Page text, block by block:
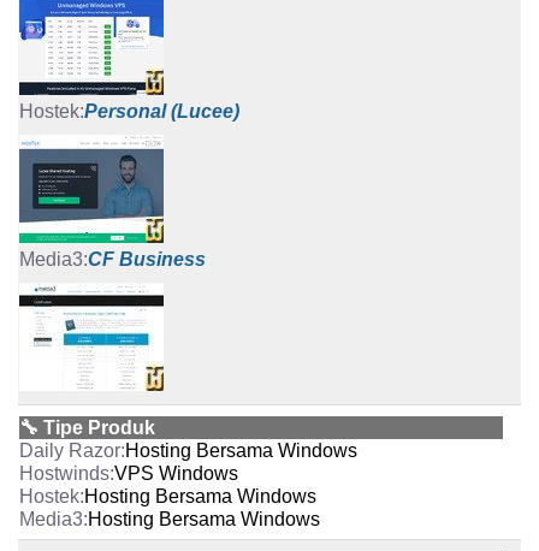
Personal (Lucee)
CF Business
🔧 Tipe Produk
Hosting Bersama Windows
VPS Windows
Hosting Bersama Windows
Hosting Bersama Windows